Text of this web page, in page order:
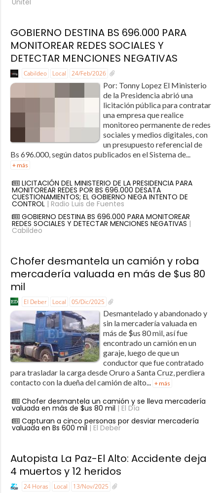
GOBIERNO DESTINA BS 696.000 PARA
MONITOREAR REDES SOCIALES Y
DETECTAR MENCIONES NEGATIVAS
Cabildeo Local 24/Feb/2026
Por: Tonny Lopez El Ministerio
de la Presidencia abrió una
licitación pública para contratar
una empresa que realice
monitoreo permanente de redes
sociales y medios digitales, con
un presupuesto referencial de
Bs 696.000, según datos publicados en el Sistema de...
+ más
LICITACIÓN DEL MINISTERIO DE LA PRESIDENCIA PARA
MONITOREAR REDES POR BS 696.000 DESATA
CUESTIONAMIENTOS; EL GOBIERNO NIEGA INTENTO DE
CONTROL| Radio Luis de Fuentes
GOBIERNO DESTINA BS 696.000 PARA MONITOREAR
REDES SOCIALES Y DETECTAR MENCIONES NEGATIVAS |
Cabildeo
Chofer desmantela un camión y roba
mercadería valuada en más de $us 80
mil
El Deber Local 05/Dic/2025
Desmantelado y abandonado y
sin la mercadería valuada en
más de $us 80 mil, así fue
encontrado un camión en un
garaje, luego de que un
conductor que fue contratado
para trasladar la carga desde Oruro a Santa Cruz, perdiera
contacto con la dueña del camión de alto... + más
Chofer desmantela un camión y se lleva mercadería
valuada en más de $us 80 mil | El Día
Capturan a cinco personas por desviar mercadería
valuada en Bs 600 mil | El Deber
Autopista La Paz-El Alto: Accidente deja
4 muertos y 12 heridos
24 Horas Local 13/Nov/2025